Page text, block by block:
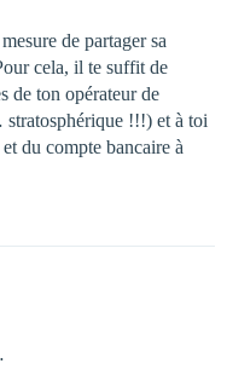
de partager sa
cela, il te suffit de
de ton opérateur de
!!!) et à toi
du compte bancaire à